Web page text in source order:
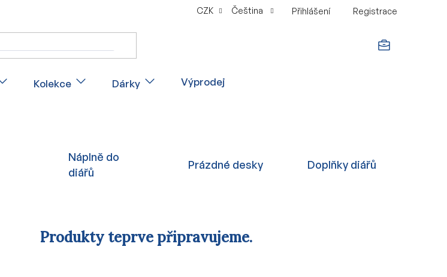
CZK Čeština Přihlášení Registrace
Kolekce Dárky Výprodej
Náplně do
diářů
Prázdné desky Doplňky diářů
Produkty teprve připravujeme.